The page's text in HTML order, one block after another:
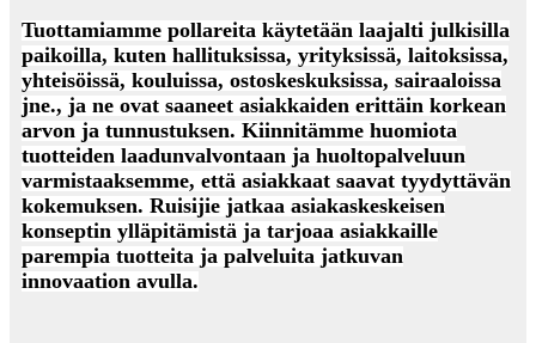
Tuottamiamme pollareita käytetään laajalti julkisilla
paikoilla, kuten hallituksissa, yrityksissä, laitoksissa,
yhteisöissä, kouluissa, ostoskeskuksissa, sairaaloissa
jne., ja ne ovat saaneet asiakkaiden erittäin korkean
arvon ja tunnustuksen. Kiinnitämme huomiota
tuotteiden laadunvalvontaan ja huoltopalveluun
varmistaaksemme, että asiakkaat saavat tyydyttävän
kokemuksen. Ruisijie jatkaa asiakaskeskeisen
konseptin ylläpitämistä ja tarjoaa asiakkaille
parempia tuotteita ja palveluita jatkuvan
innovaation avulla.